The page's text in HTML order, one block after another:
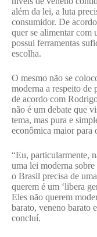
além da lei, a luta
consumidor. De
quer se alimentar com
possui ferramentas
escolha.
O mesmo não se
moderna a respeito de
de acordo com
não é um debate que
tema, mas pura e
econômica maior para
“Eu, particularmente,
uma lei moderna
o Brasil precisa de
querem é um ‘libera
Eles não querem
barato, veneno barato
concluí.